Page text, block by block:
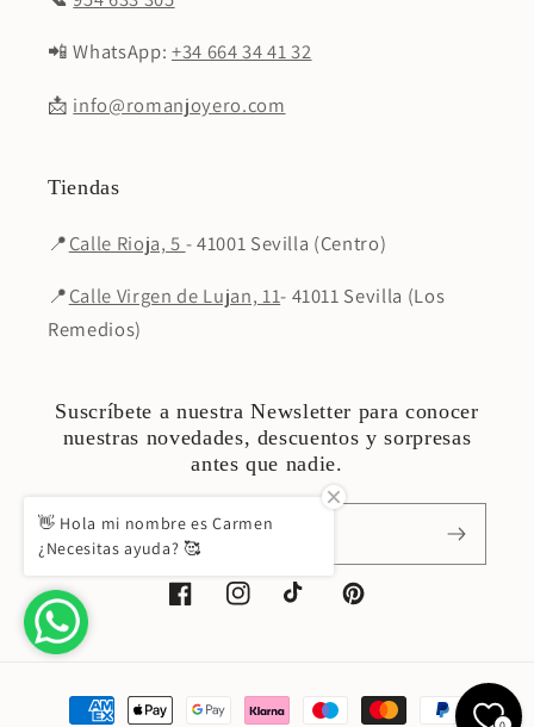
📲 WhatsApp: +34 664 34 41 32
📩 info@romanjoyero.com
Tiendas
📍Calle Rioja, 5 - 41001 Sevilla (Centro)
📍Calle Virgen de Lujan, 11- 41011 Sevilla (Los
Remedios)
Suscríbete a nuestra Newsletter para conocer
nuestras novedades, descuentos y sorpresas
antes que nadie.
Correo electrónico
FacebookInstagramTikTok Pinterest
Formas
👋 Hola mi nombre es Carmen
¿Necesitas ayuda? 🥰